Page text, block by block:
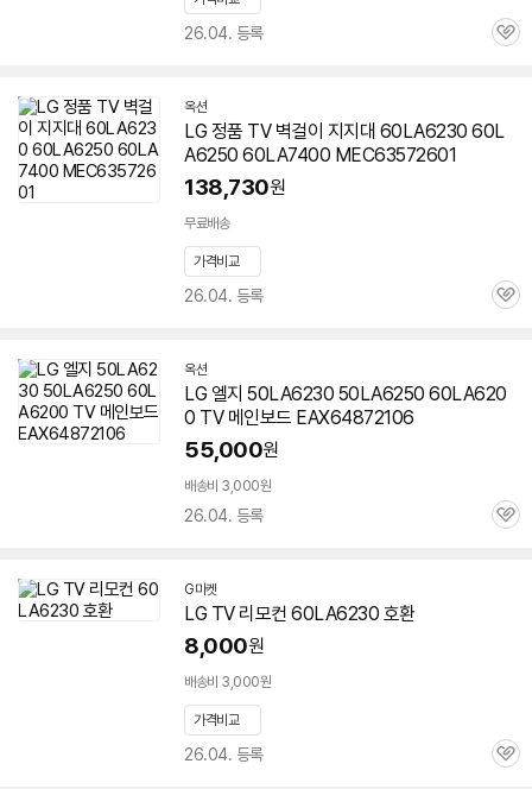
26.04. 등록
관
옥션
LG 정품 TV 벽걸이 지지대 60LA6230 60L
A6250 60LA7400 MEC63572601
138,730원
무료배송
가격비교
26.04. 등록
관
옥션
LG 엘지 50LA6230 50LA6250 60LA620
0 TV 메인보드 EAX64872106
55,000원
배송비 3,000원
26.04. 등록
관
G마켓
LG TV 리모컨 60LA6230 호환
8,000원
배송비 3,000원
가격비교
26.04. 등록
관